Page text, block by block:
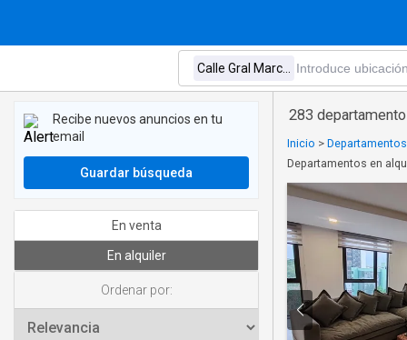
283
Inicio >
Departamentos en
Recibe nuevos anuncios en tu
email
Guardar búsqueda
En venta
En alquiler
Ordenar por: